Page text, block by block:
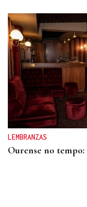
LEMBRANZAS
Ourense no